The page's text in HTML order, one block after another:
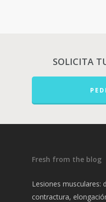
SOLICITA
Fresh from the blog
Lesiones musculares:
contractura,